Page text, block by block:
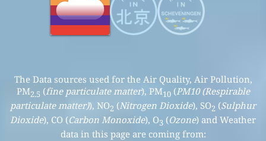
The Data sources used for the Air Quality, Air Pollution,
PM2.5 (fine particulate matter), PM10(PM10 (Respirable
particulate matter)), NO2 (Nitrogen Dioxide), SO2 (Sulphur
Dioxide), CO (Carbon Monoxide), O3 (Ozone) and Weather
data in this page are coming from: